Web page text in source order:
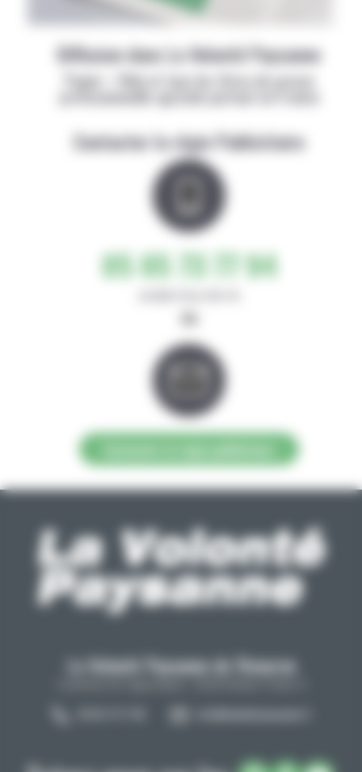
Diffusion dans La Volonté Paysanne
Papier + Web et tous les titres de presse
Contacter la régie Publicitaire
05 65 73 77 94
ou
La Volonté Paysanne de l'Aveyron